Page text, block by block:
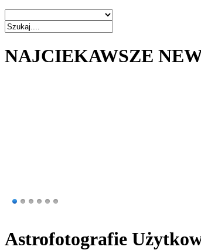
NAJCIEKAWSZE
Astrofotografie